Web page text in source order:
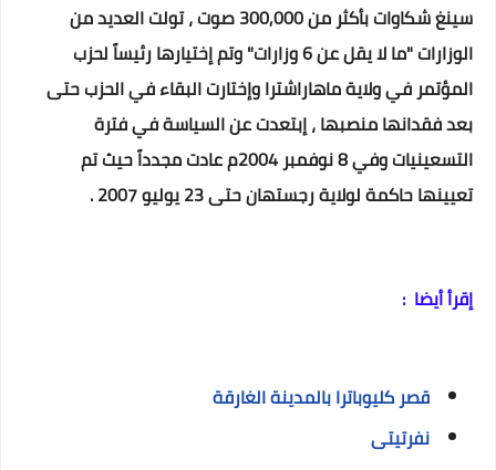
سينغ شكاوات بأكثر من 300,000 صوت ، تولت العديد من
الوزارات "ما لا يقل عن 6 وزارات" وتم إختيارها رئيساً لحزب
المؤتمر في ولاية ماهاراشترا وإختارت البقاء في الحزب حتى
بعد فقدانها منصبها ، إبتعدت عن السياسة في فترة
التسعينيات وفي 8 نوفمبر 2004م عادت مجدداً حيث تم
تعيينها حاكمة لولاية رجستهان حتى 23 يوليو 2007 .
إقرأ أيضا :
قصر كليوباترا بالمدينة الغارقة
نفرتيتى